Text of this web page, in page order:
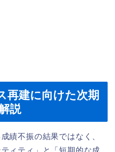
再建に向けた次期
説
績不振の結果ではなく、
ィティ」と「短期的な成